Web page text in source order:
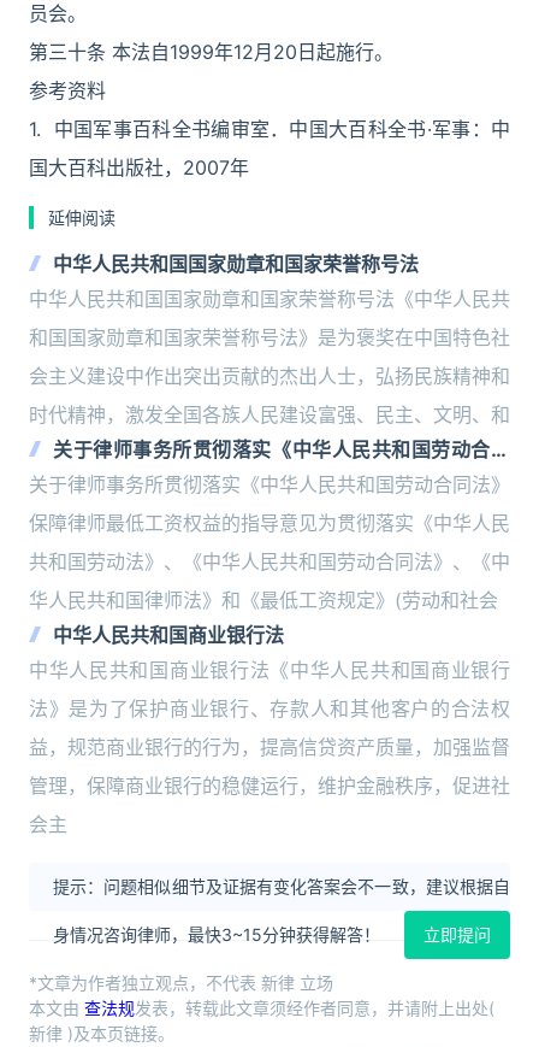
员会。
第三十条 本法自1999年12月20日起施行。
参考资料
1. 中国军事百科全书编审室．中国大百科全书·军事：中
国大百科出版社，2007年
延伸阅读
中华人民共和国国家勋章和国家荣誉称号法
中华人民共和国国家勋章和国家荣誉称号法《中华人民共
和国国家勋章和国家荣誉称号法》是为褒奖在中国特色社
会主义建设中作出突出贡献的杰出人士，弘扬民族精神和
时代精神，激发全国各族人民建设富强、民主、文明、和
关于律师事务所贯彻落实《中华人民共和国劳动合同
法》保障律师最低工资权益的指导意见
关于律师事务所贯彻落实《中华人民共和国劳动合同法》
保障律师最低工资权益的指导意见为贯彻落实《中华人民
共和国劳动法》、《中华人民共和国劳动合同法》、《中
华人民共和国律师法》和《最低工资规定》(劳动和社会
中华人民共和国商业银行法
中华人民共和国商业银行法《中华人民共和国商业银行
法》是为了保护商业银行、存款人和其他客户的合法权
益，规范商业银行的行为，提高信贷资产质量，加强监督
管理，保障商业银行的稳健运行，维护金融秩序，促进社
会主
提示：问题相似细节及证据有变化答案会不一致，建议根据自
身情况咨询律师，最快3~15分钟获得解答！ 立即提问
*文章为作者独立观点，不代表 新律 立场
本文由 查法规发表，转载此文章须经作者同意，并请附上出处(
新律 )及本页链接。